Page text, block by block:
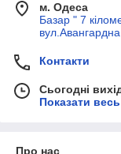
м. Одеса
Базар " 7
Контакти
Сьогодні
Показати
Про нас